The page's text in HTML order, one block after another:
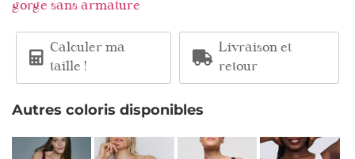
gorge sans armature
Calculer ma
taille !
Livraison et
retour
Autres coloris disponibles